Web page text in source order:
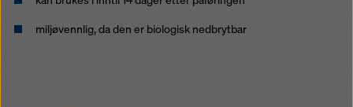
miljøvennlig, da den er biologisk nedbrytbar
når som helst trekke tilbake samtykket ditt med